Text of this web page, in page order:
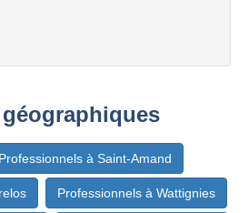
Professionnels à Saint-Amand
Professionnels à Wattignies